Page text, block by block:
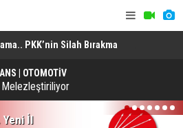
PKK’nin Silah Bırakma
Yasa”na!
| OTOMOTİV
Yeni İl
1 2 3 4 5 6 7